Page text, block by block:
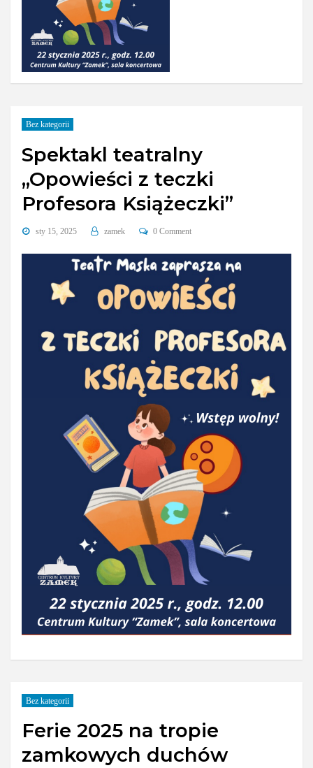
Bez kategorii
Spektakl teatralny
„Opowieści z teczki
Profesora Książeczki”
sty 15, 2025 zamek 0 Comment
Bez kategorii
Ferie 2025 na tropie
zamkowych duchów